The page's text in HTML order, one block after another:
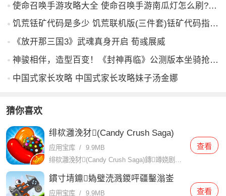
使命召唤手游攻略大全 使命召唤手游南瓜灯怎么刷?南瓜头快速获取攻略
饥荒铥矿代码是多少 饥荒联机版(三件套)铥矿代码指令是多少
《放开那三国3》武魂真身开启 荀彧展威
神骏相伴，造型百变！《封神再临》公测版本坐骑抢先看
中国式家长攻略 中国式家长攻略妹子汤金娜
猜你喜欢
绯栨灉浼犲(Candy Crush Saga)
应用宝库 / 9.9MB
绯栨灉浼犲(Candy Crush Saga)鏄竴娆剧敱鐟炲吀娓告垙鍘傚晢King寮€鍙戠殑浼戦棽鐩婃櫤绫?a href= " zt iOSxxl " target= "_blank ">娑堥櫎娓告垙銆
查看
鏆寸埥鐤媯璧涜溅鍐呯疆鑿滃崟
应用宝库 / 9.9MB
查看